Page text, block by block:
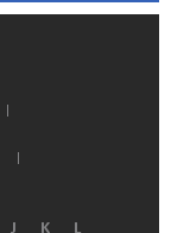
J K L